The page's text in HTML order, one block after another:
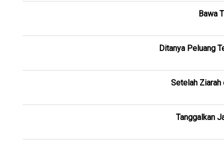
Bawa
Ditanya Peluang
Setelah Ziarah
Tanggalkan